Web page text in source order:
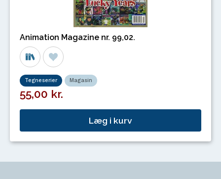
Animation Magazine nr. 99,02.
Tegneserier Magasin
55,00 kr.
Læg i kurv